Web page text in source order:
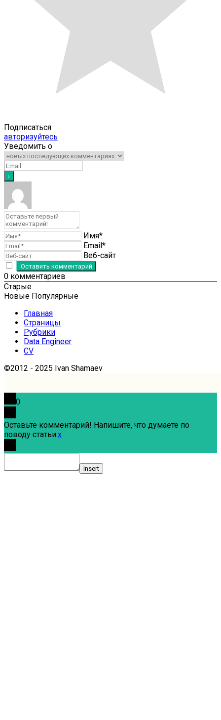
Подписаться
авторизуйтесь
Уведомить о
Имя*
Email*
Веб-сайт
0 комментариев
Старые
Новые Популярные
Главная
Страницы
Рубрики
Data Engineer
CV
©2012 - 2025 Ivan Shamaev
0
Оставьте комментарий! Напишите, что думаете по
поводу статьи.x
Insert